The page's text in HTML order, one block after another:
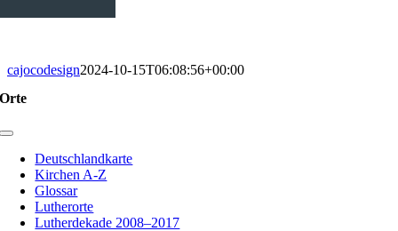
cajocodesign2024-10-15T06:08:56+00:00
Orte
Toggle
NavigationDeutschlandkarte
Kirchen A-Z
Glossar
Lutherorte
Lutherdekade 2008–2017